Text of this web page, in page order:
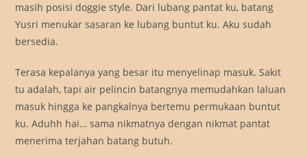
masih posisi doggie style. Dari lubang pantat ku, batang
Yusri menukar sasaran ke lubang buntut ku. Aku sudah
bersedia.
Terasa kepalanya yang besar itu menyelinap masuk. Sakit
tu adalah, tapi air pelincin batangnya memudahkan laluan
masuk hingga ke pangkalnya bertemu permukaan buntut
ku. Aduhh hai… sama nikmatnya dengan nikmat pantat
menerima terjahan batang butuh.